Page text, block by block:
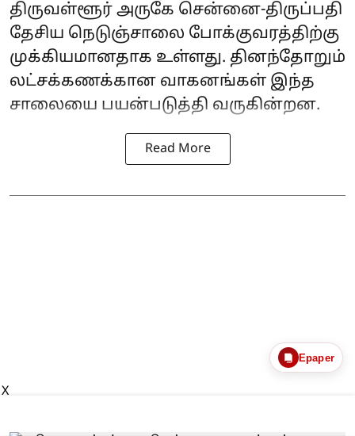
திருவள்ளூர் அருகே சென்னை-திருப்பதி
தேசிய நெடுஞ்சாலை போக்குவரத்திற்கு
முக்கியமானதாக உள்ளது. தினந்தோறும்
லட்சக்கணக்கான வாகனங்கள் இந்த
சாலையை பயன்படுத்தி வருகின்றன.
Read More
Epaper
X